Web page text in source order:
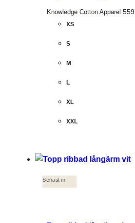
Knowledge Cotton Apparel 559
XS
S
M
L
XL
XXL
Senast in